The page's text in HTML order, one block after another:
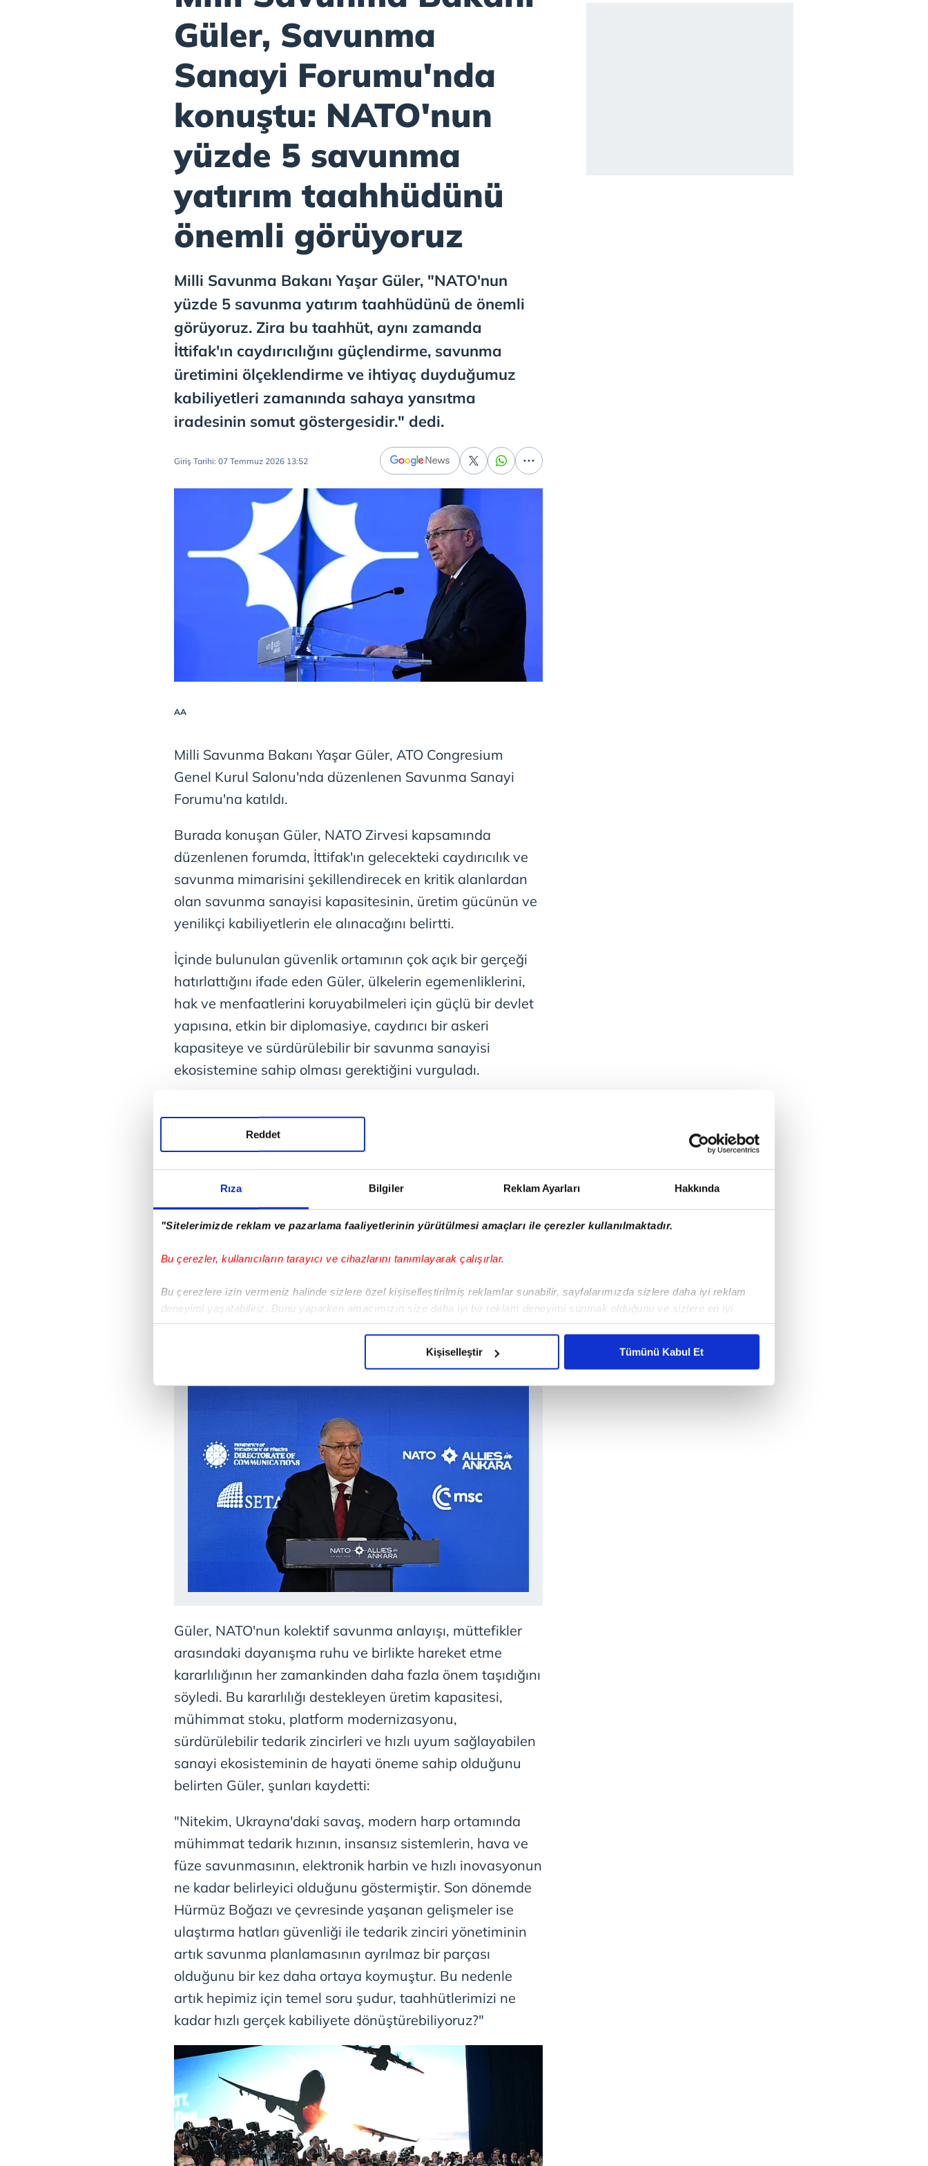
Rıza Bilgiler Reklam Ayarları Hakkında
"Sitelerimizde reklam ve pazarlama faaliyetlerinin yürütülmesi amaçları ile çerezler kullanılmaktadır.
Bu çerezler, kullanıcıların tarayıcı ve cihazlarını tanımlayarak çalışırlar.
Bu çerezlere izin vermeniz halinde sizlere özel kişiselleştirilmiş reklamlar sunabilir, sayfalarımızda sizlere daha iyi reklam
deneyimi yaşatabiliriz. Bunu yaparken amacımızın size daha iyi bir reklam deneyimi sunmak olduğunu ve sizlere en iyi
içerikleri sunabilmek adına elimizden gelen çabayı gösterdiğimizi ve bu noktada, reklamların maliyetlerimizi karşılamak
çerezler vasıtasıyla çeşitli kişisel verileriniz işlenmekte olup gerekli olan çerezler bilgi toplumu hizmetlerinin sunulması
amacıyla kullanılmaktadır. Diğer çerezler, sitemizin daha işlevsel kılınması ve kişiselleştirilmesi ve sizlere yönelik
reklam/pazarlama faaliyetlerinin yapılması, amaçlarıyla sınırlı olarak açık rızanız dahilinde kullanılacaktır.
Çerezlere ilişkin tercihlerinizi aşağıda yer alan panel vasıtasıyla belirleyebilirsiniz. Çerezlere ilişkin detaylı bilgi için Ayarlar
butonuna tıklayabilir,Çerez Bilgilendirme Metnimizi ziyaret edebilirsiniz.
6698 sayılı Kişisel Verilerin Korunması Kanunu uyarınca hazırlanmış Aydınlatma Metnimizi okumak ve sitemizde ilgili
mevzuata uygun olarak kullanılan çerezlerle ilgili bilgi almak için lütfen
Reddet
Kişiselleştir Tümünü Kabul Et
Güler, Savunma
Sanayi Forumu'nda
konuştu: NATO'nun
yüzde 5 savunma
yatırım taahhüdünü
önemli görüyoruz
Milli Savunma Bakanı Yaşar Güler, "NATO'nun
yüzde 5 savunma yatırım taahhüdünü de önemli
görüyoruz. Zira bu taahhüt, aynı zamanda
İttifak'ın caydırıcılığını güçlendirme, savunma
üretimini ölçeklendirme ve ihtiyaç duyduğumuz
kabiliyetleri zamanında sahaya yansıtma
iradesinin somut göstergesidir." dedi.
Giriş Tarihi: 07 Temmuz 2026 13:52
AA
Milli Savunma Bakanı Yaşar Güler, ATO Congresium
Genel Kurul Salonu'nda düzenlenen Savunma Sanayi
Forumu'na katıldı.
Burada konuşan Güler, NATO Zirvesi kapsamında
düzenlenen forumda, İttifak'ın gelecekteki caydırıcılık ve
savunma mimarisini şekillendirecek en kritik alanlardan
olan savunma sanayisi kapasitesinin, üretim gücünün ve
yenilikçi kabiliyetlerin ele alınacağını belirtti.
İçinde bulunulan güvenlik ortamının çok açık bir gerçeği
hatırlattığını ifade eden Güler, ülkelerin egemenliklerini,
hak ve menfaatlerini koruyabilmeleri için güçlü bir devlet
yapısına, etkin bir diplomasiye, caydırıcı bir askeri
kapasiteye ve sürdürülebilir bir savunma sanayisi
ekosistemine sahip olması gerektiğini vurguladı.
Güler, NATO'nun kolektif savunma anlayışı, müttefikler
arasındaki dayanışma ruhu ve birlikte hareket etme
kararlılığının her zamankinden daha fazla önem taşıdığını
söyledi. Bu kararlılığı destekleyen üretim kapasitesi,
mühimmat stoku, platform modernizasyonu,
sürdürülebilir tedarik zincirleri ve hızlı uyum sağlayabilen
sanayi ekosisteminin de hayati öneme sahip olduğunu
belirten Güler, şunları kaydetti:
"Nitekim, Ukrayna'daki savaş, modern harp ortamında
mühimmat tedarik hızının, insansız sistemlerin, hava ve
füze savunmasının, elektronik harbin ve hızlı inovasyonun
ne kadar belirleyici olduğunu göstermiştir. Son dönemde
Hürmüz Boğazı ve çevresinde yaşanan gelişmeler ise
ulaştırma hatları güvenliği ile tedarik zinciri yönetiminin
artık savunma planlamasının ayrılmaz bir parçası
olduğunu bir kez daha ortaya koymuştur. Bu nedenle
artık hepimiz için temel soru şudur, taahhütlerimizi ne
kadar hızlı gerçek kabiliyete dönüştürebiliyoruz?"